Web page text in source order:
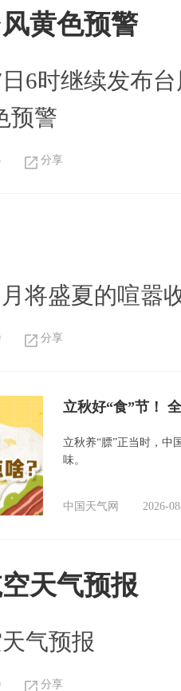
黄色预警
6时继续发布
预警
分享
将盛夏的喧嚣
分享
立秋好“食”节！
立秋养“膘”正当时，中
味。
中国天气网 2026-
天气预报
气预报
分享